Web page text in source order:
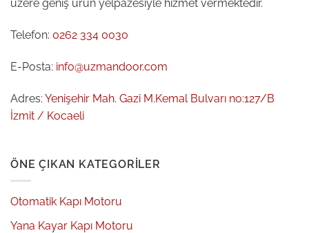
üzere geniş ürün yelpazesiyle hizmet vermektedir.
Telefon: 0262 334 0030
E-Posta: info@uzmandoor.com
Adres: Yenişehir Mah. Gazi M.Kemal Bulvarı no:127/B
İzmit / Kocaeli
ÖNE ÇIKAN KATEGORILER
Otomatik Kapı Motoru
Yana Kayar Kapı Motoru